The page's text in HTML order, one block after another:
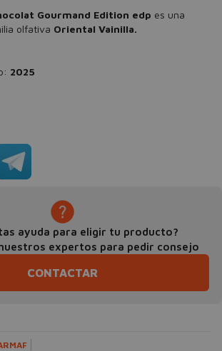
Gourmand Edition edp es una
olfativa Oriental Vainilla.
2025
ayuda para eligir tu producto?
expertos para pedir consejo
CONTACTAR